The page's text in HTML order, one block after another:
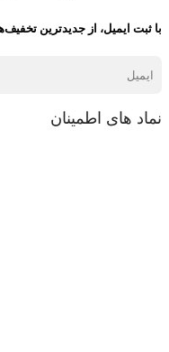
با ثبت ایمیل، از جدید‌ترین
نماد های اطمینان